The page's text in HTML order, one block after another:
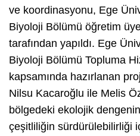
ve koordinasyonu, Ege
Biyoloji Bölümü öğretim
tarafından yapıldı. Ege
Biyoloji Bölümü Topluma
kapsamında hazırlanan
Nilsu Kacaroğlu ile Melis
bölgedeki ekolojik
çeşitliliğin sürdürülebilirliği